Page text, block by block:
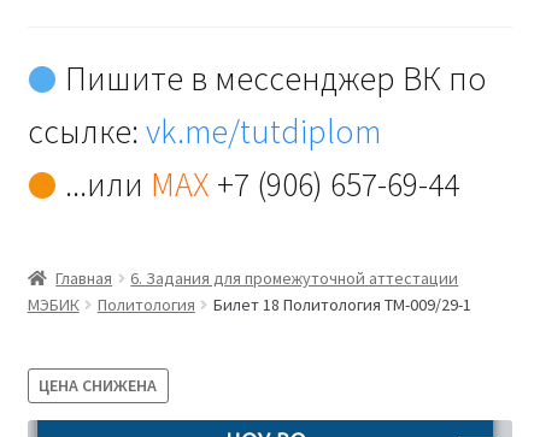
Контакты
Оферта
Пишите в мессенджер ВК по
ссылке:vk.me/tutdiplom
...или MAX +7 (906) 657-69-44
Главная
6. Задания для промежуточной аттестации
МЭБИК
Политология Билет 18 Политология ТМ-009/29-1
ЦЕНА СНИЖЕНА